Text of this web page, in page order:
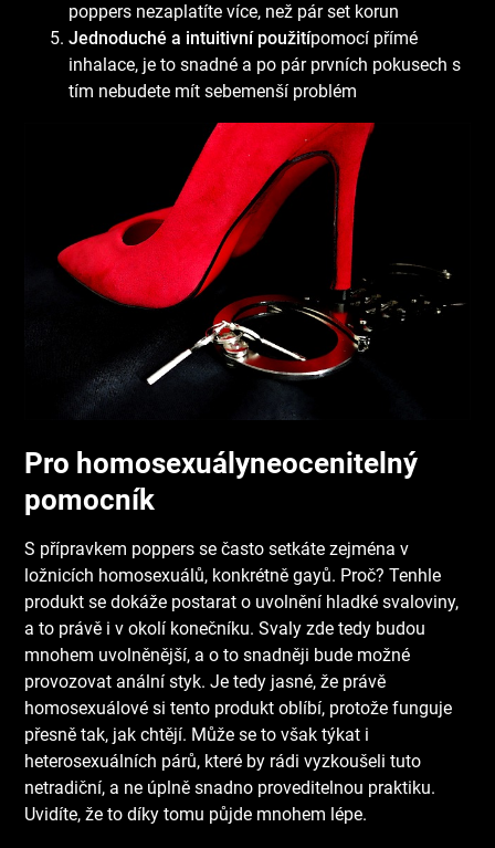
poppers nezaplatíte více, než pár set korun
Jednoduché a intuitivní použitípomocí přímé
inhalace, je to snadné a po pár prvních pokusech s
tím nebudete mít sebemenší problém
Pro homosexuályneocenitelný
pomocník
S přípravkem poppers se často setkáte zejména v
ložnicích homosexuálů, konkrétně gayů. Proč? Tenhle
produkt se dokáže postarat o uvolnění hladké svaloviny,
a to právě i v okolí konečníku. Svaly zde tedy budou
mnohem uvolněnější, a o to snadněji bude možné
provozovat anální styk. Je tedy jasné, že právě
homosexuálové si tento produkt oblíbí, protože funguje
přesně tak, jak chtějí. Může se to však týkat i
heterosexuálních párů, které by rádi vyzkoušeli tuto
netradiční, a ne úplně snadno proveditelnou praktiku.
Uvidíte, že to díky tomu půjde mnohem lépe.